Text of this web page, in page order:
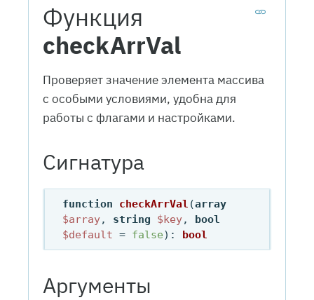
Функция
checkArrVal
Проверяет значение элемента массива
с особыми условиями, удобна для
работы с флагами и настройками.
Сигнатура
function checkArrVal (array
$array, string $key,
bool
$default = false): bool
Аргументы